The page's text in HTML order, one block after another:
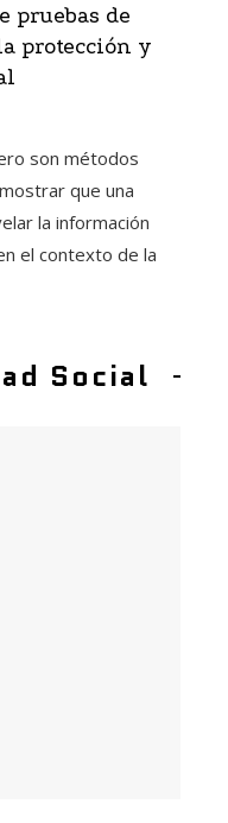
pruebas de
protección y
son métodos
que una
la información
el contexto de la
Social